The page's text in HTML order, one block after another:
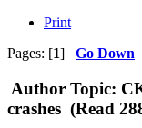
Print
Pages: [1] Go Down
Author Topic:
crashes (Read